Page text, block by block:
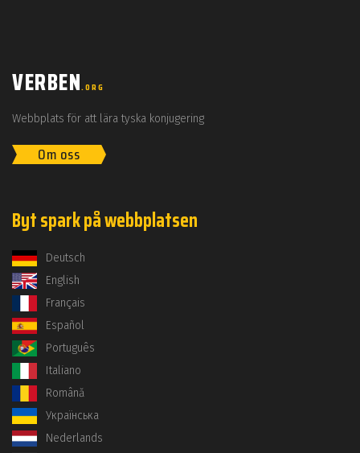
VERBEN.ORG
Webbplats för att lära tyska konjugering
Om oss
Byt spark på webbplatsen
Deutsch
English
Français
Español
Português
Italiano
Română
Українська
Nederlands